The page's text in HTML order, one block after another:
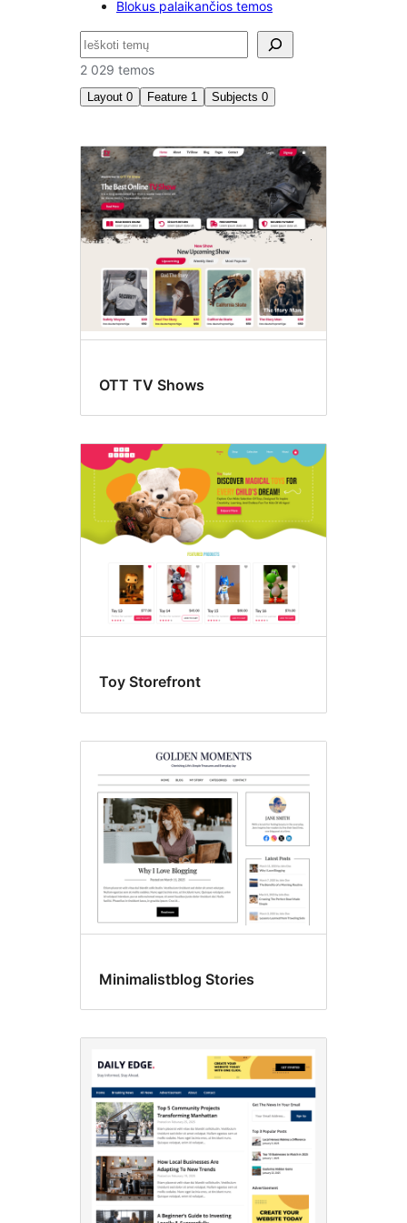
Blokus palaikančios temos
Paieška
2 029 temos
Layout 0 Feature 1 Subjects 0
Featured
image
header
OTT TV Shows
Toy Storefront
Minimalistblog Stories